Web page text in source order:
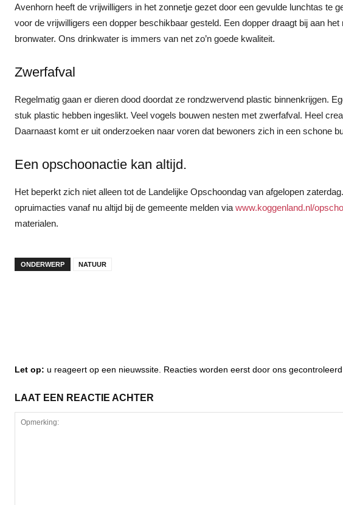
Avenhorn heeft de vrijwilligers in het zonnetje gezet door een gevulde lunchtas te
voor de vrijwilligers een dopper beschikbaar gesteld. Een dopper draagt bij aan
bronwater. Ons drinkwater is immers van net zo’n goede kwaliteit.
Zwerfafval
Regelmatig gaan er dieren dood doordat ze rondzwervend plastic binnenkrijgen.
stuk plastic hebben ingeslikt. Veel vogels bouwen nesten met zwerfafval. Heel
Daarnaast komt er uit onderzoeken naar voren dat bewoners zich in een schone
Een opschoonactie kan altijd.
Het beperkt zich niet alleen tot de Landelijke Opschoondag van afgelopen
opruimacties vanaf nu altijd bij de gemeente melden via www.koggenland.nl/
materialen.
ONDERWERP NATUUR
Let op: u reageert op een nieuwssite. Reacties worden eerst door ons
LAAT EEN REACTIE ACHTER